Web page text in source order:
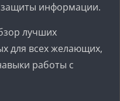
защиты информации.
лучших
для всех желающих,
работы с